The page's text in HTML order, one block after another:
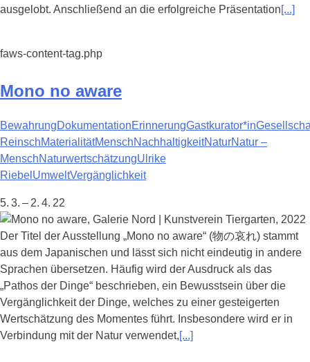
ausgelobt. Anschließend an die erfolgreiche Präsentation[...]
faws-content-tag.php
Mono no aware
BewahrungDokumentationErinnerungGastkurator*in
ReinschMaterialitätMenschNachhaltigkeitNaturNatur –
MenschNaturwertschätzungUlrike
Riebel UmweltVergänglichkeit
5. 3. – 2. 4. 22
Der Titel der Ausstellung „Mono no aware“ (物の哀れ) stammt
aus dem Japanischen und lässt sich nicht eindeutig in andere
Sprachen übersetzen. Häufig wird der Ausdruck als das
„Pathos der Dinge“ beschrieben, ein Bewusstsein über die
Vergänglichkeit der Dinge, welches zu einer gesteigerten
Wertschätzung des Momentes führt. Insbesondere wird er in
Verbindung mit der Natur verwendet,[...]